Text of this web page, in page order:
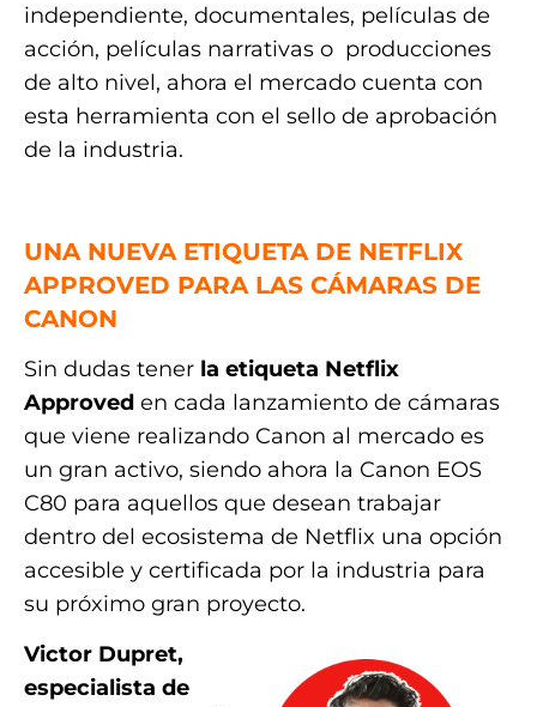
independiente, documentales, películas de
acción, películas narrativas o producciones
de alto nivel, ahora el mercado cuenta con
esta herramienta con el sello de aprobación
de la industria.
UNA NUEVA ETIQUETA DE NETFLIX
APPROVED PARA LAS CÁMARAS DE
CANON
Sin dudas tener la etiqueta Netflix
Approved en cada lanzamiento de cámaras
que viene realizando Canon al mercado es
un gran activo, siendo ahora la Canon EOS
C80 para aquellos que desean trabajar
dentro del ecosistema de Netflix una opción
accesible y certificada por la industria para
su próximo gran proyecto.
Victor Dupret,
especialista de